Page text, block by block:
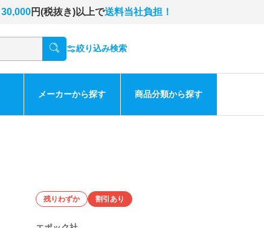
30,000円(税抜き)以上で送料当社負担！
絞り込み検索
メーカーから探す 商品分類から探す
残りわずか 割引あり